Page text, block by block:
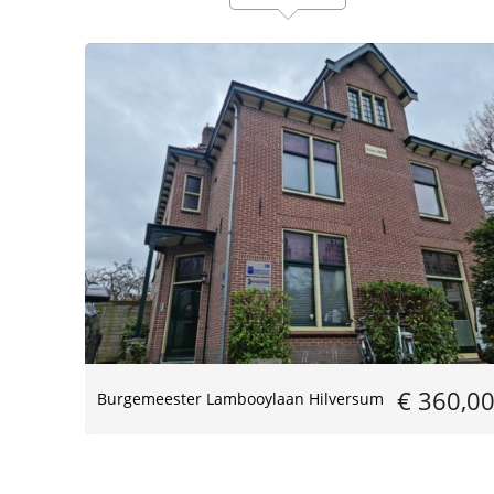
Burgemeester Lambooylaan Hilversum €